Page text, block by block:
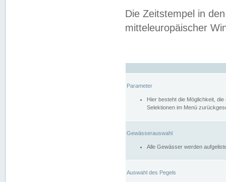
Die Zeitstempel in
mitteleuropäischer
Parameter
Hier besteht die Möglichkeit,
Selektionen im Menü
Gewässerauswahl
Alle Gewässer werden
Auswahl des Pegels